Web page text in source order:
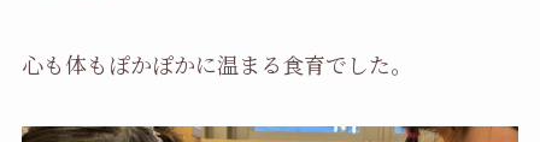
心も体もぽかぽかに温まる食育でした。